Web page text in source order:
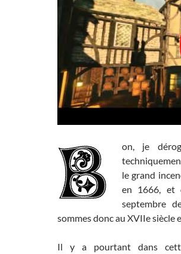
on, je
le grand
en 1666,
septembre
sommes donc au XVIIe siècle
Il y a pourtant dans